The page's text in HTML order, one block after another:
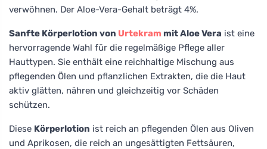
verwöhnen. Der Aloe-Vera-Gehalt beträgt 4%.
Sanfte Körperlotion von Urtekram mit Aloe Vera ist eine
hervorragende Wahl für die regelmäßige Pflege aller
Hauttypen. Sie enthält eine reichhaltige Mischung aus
pflegenden Ölen und pflanzlichen Extrakten, die die Haut
aktiv glätten, nähren und gleichzeitig vor Schäden
schützen.
Diese Körperlotion ist reich an pflegenden Ölen aus Oliven
und Aprikosen, die reich an ungesättigten Fettsäuren,